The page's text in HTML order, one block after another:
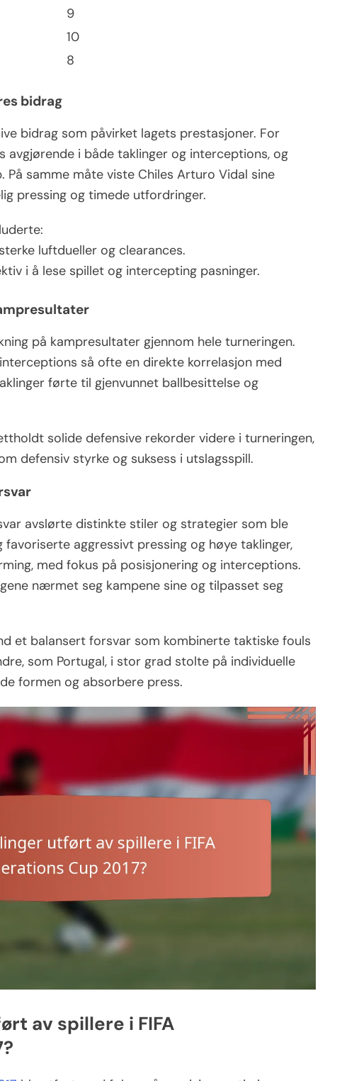
9
10
8
bidrag
bidrag som påvirket lagets prestasjoner. For
avgjørende i både taklinger og interceptions, og
samme måte viste Chiles Arturo Vidal sine
pressing og timede utfordringer.
luftdueller og clearances.
i å lese spillet og intercepting pasninger.
på kampresultater gjennom hele turneringen.
så ofte en direkte korrelasjon med
førte til gjenvunnet ballbesittelse og
solide defensive rekorder videre i turneringen,
defensiv styrke og suksess i utslagsspill.
avslørte distinkte stiler og strategier som ble
aggressivt pressing og høye taklinger,
med fokus på posisjonering og interceptions.
nærmet seg kampene sine og tilpasset seg
et balansert forsvar som kombinerte taktiske fouls
som Portugal, i stor grad stolte på individuelle
formen og absorbere press.
av spillere i FIFA